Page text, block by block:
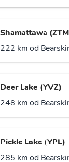
Shamattawa
222 km od
Deer Lake (YVZ)
248 km od
Pickle Lake (YPL)
285 km od